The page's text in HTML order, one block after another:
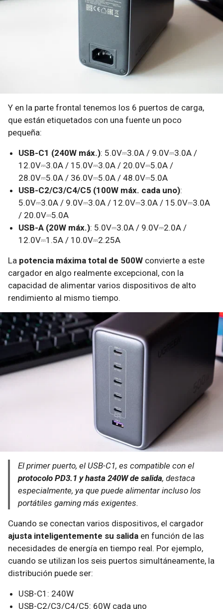
Y en la parte frontal tenemos los 6 puertos de carga,
que están etiquetados con una fuente un poco
pequeña:
USB-C1 (240W máx.): 5.0V⎓3.0A / 9.0V⎓3.0A /
12.0V⎓3.0A / 15.0V⎓3.0A / 20.0V⎓5.0A /
28.0V⎓5.0A / 36.0V⎓5.0A / 48.0V⎓5.0A
USB-C2/C3/C4/C5 (100W máx. cada uno):
5.0V⎓3.0A / 9.0V⎓3.0A / 12.0V⎓3.0A / 15.0V⎓3.0A
/ 20.0V⎓5.0A
USB-A (20W máx.): 5.0V⎓3.0A / 9.0V⎓2.0A /
12.0V⎓1.5A / 10.0V⎓2.25A
La potencia máxima total de 500W convierte a este
cargador en algo realmente excepcional, con la
capacidad de alimentar varios dispositivos de alto
rendimiento al mismo tiempo.
El primer puerto, el USB-C1, es compatible con el
protocolo PD3.1 y hasta 240W de salida, destaca
especialmente, ya que puede alimentar incluso los
portátiles gaming más exigentes.
Cuando se conectan varios dispositivos, el cargador
ajusta inteligentemente su salida en función de las
necesidades de energía en tiempo real. Por ejemplo,
cuando se utilizan los seis puertos simultáneamente, la
distribución puede ser:
USB-C1: 240W
USB-C2/C3/C4/C5: 60W cada uno